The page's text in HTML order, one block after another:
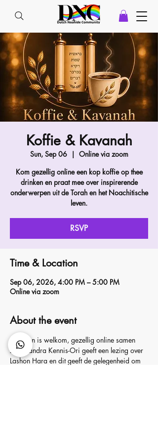
Koffie & Kavanah
Sun, Sep 06
  |
Online via zoom
Kom gezellig online een kop koffie op thee
drinken en praat mee over inspirerende
onderwerpen uit de Torah en het Noachitische
leven.
RSVP
Time & Location
Sep 06, 2026, 4:00 PM – 5:00 PM
Online via zoom
About the event
Iedereen is welkom, gezellig online samen
zijn. Sandra Kennis-Ori geeft een lezing over
Lashon Hara en dit geeft de gelegenheid om